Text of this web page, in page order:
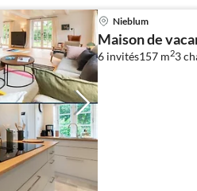
Nieblum
Maison de
6 invités157 m23